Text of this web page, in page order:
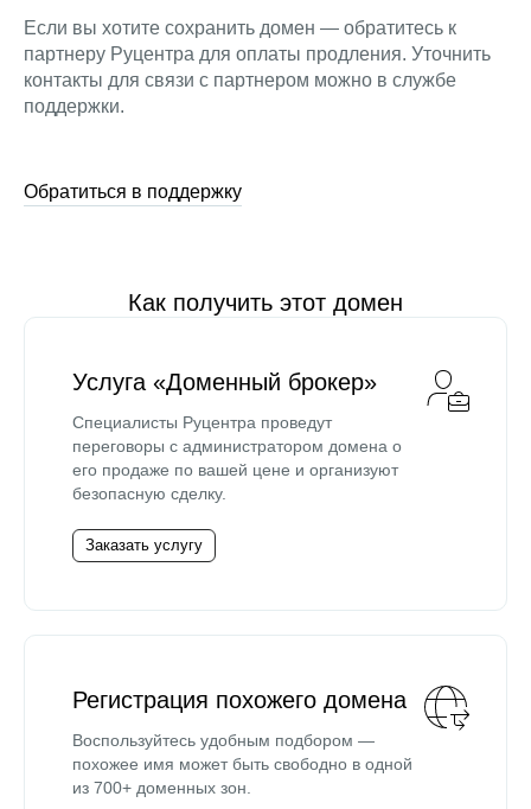
Если вы хотите сохранить домен — обратитесь к
партнеру Руцентра для оплаты продления. Уточнить
контакты для связи с партнером можно в службе
поддержки.
Обратиться в поддержку
Как получить этот домен
Услуга «Доменный брокер»
Специалисты Руцентра проведут
переговоры с администратором домена о
его продаже по вашей цене и организуют
безопасную сделку.
Заказать услугу
Регистрация похожего домена
Воспользуйтесь удобным подбором —
похожее имя может быть свободно в одной
из 700+ доменных зон.